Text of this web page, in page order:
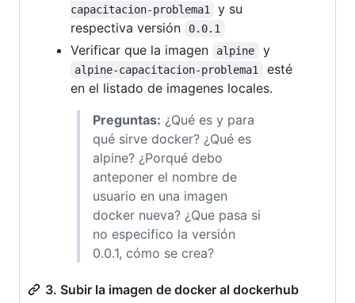
capacitacion-problema1
y su
respectiva versión
0.0.1
Verificar que la imagen alpine y
alpine-capacitacion-problema1
esté
en el listado de imagenes locales.
Preguntas: ¿Qué es y para
qué sirve docker? ¿Qué es
alpine? ¿Porqué debo
anteponer el nombre de
usuario en una imagen
docker nueva? ¿Que pasa si
no especifico la versión
0.0.1, cómo se crea?
3. Subir la imagen de docker al dockerhub